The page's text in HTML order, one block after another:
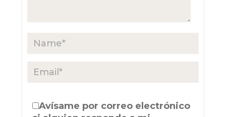
Avísame por correo electrónico